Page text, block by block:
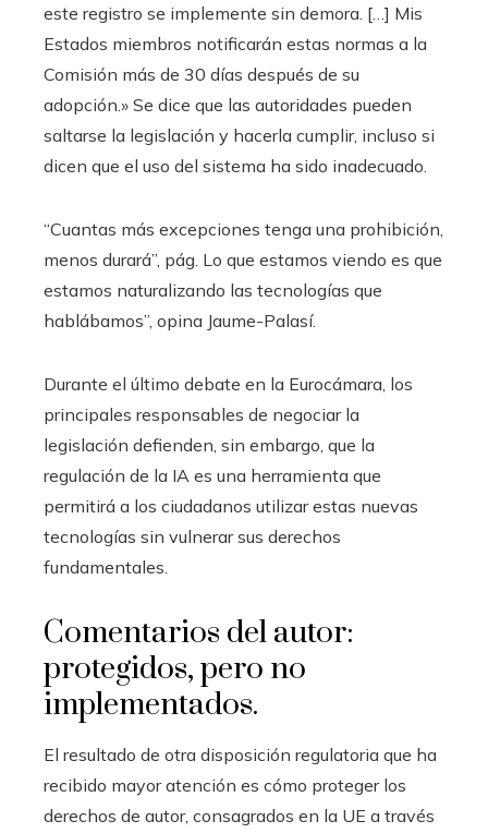
este registro se implemente sin demora. […] Mis
Estados miembros notificarán estas normas a la
Comisión más de 30 días después de su
adopción.» Se dice que las autoridades pueden
saltarse la legislación y hacerla cumplir, incluso si
dicen que el uso del sistema ha sido inadecuado.
“Cuantas más excepciones tenga una prohibición,
menos durará”, pág. Lo que estamos viendo es que
estamos naturalizando las tecnologías que
hablábamos”, opina Jaume-Palasí.
Durante el último debate en la Eurocámara, los
principales responsables de negociar la
legislación defienden, sin embargo, que la
regulación de la IA es una herramienta que
permitirá a los ciudadanos utilizar estas nuevas
tecnologías sin vulnerar sus derechos
fundamentales.
Comentarios del autor:
protegidos, pero no
implementados.
El resultado de otra disposición regulatoria que ha
recibido mayor atención es cómo proteger los
derechos de autor, consagrados en la UE a través